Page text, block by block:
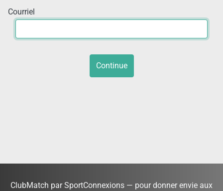
Courriel
Continue
ClubMatch par SportConnexions — pour donner envie aux